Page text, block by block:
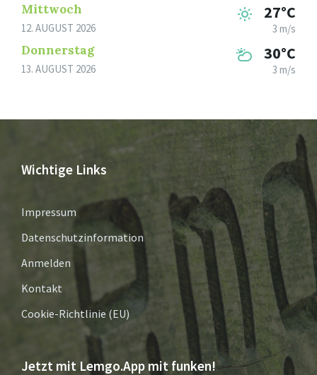
Mittwoch
12. AUGUST 2026
27°C
3 m/s
Donnerstag
13. AUGUST 2026
30°C
3 m/s
Wichtige Links
Impressum
Datenschutzinformation
Anmelden
Kontakt
Cookie-Richtlinie (EU)
Jetzt mit Lemgo.App mit funken!